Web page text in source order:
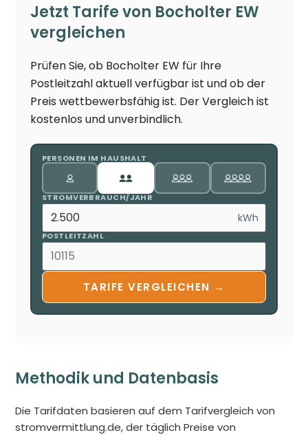
Jetzt Tarife von Bocholter EW
vergleichen
Prüfen Sie, ob Bocholter EW für Ihre
Postleitzahl aktuell verfügbar ist und ob der
Preis wettbewerbsfähig ist. Der Vergleich ist
kostenlos und unverbindlich.
PERSONEN IM HAUSHALT
STROMVERBRAUCH/JAHR
kWh
POSTLEITZAHL
TARIFE VERGLEICHEN →
Methodik und Datenbasis
Die Tarifdaten basieren auf dem Tarifvergleich von
stromvermittlung.de, der täglich Preise von